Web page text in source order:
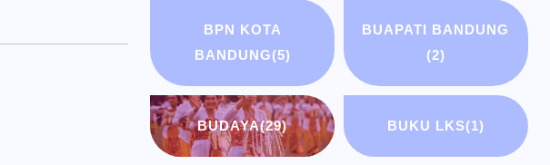
BPN KOTA
BANDUNG(5)
BUAPATI BANDUNG
(2)
BUDAYA(29) BUKU LKS(1)